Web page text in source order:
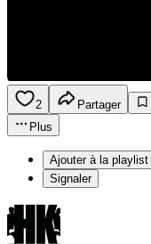
2 Partager
Plus
Ajouter à la playlist
Signaler